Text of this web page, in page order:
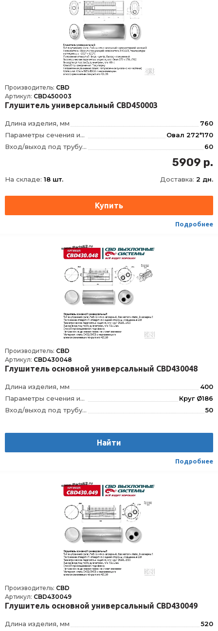
Производитель: CBD
Артикул: CBD450003
Глушитель универсальный CBD450003
Длина изделия, мм
760
Параметры сечения изделия, мм
Овал 272*170
Вход/выход под трубу диаметром, мм
60
вход по центру/выход смещенный
Движение газов
Направленное
5909 р.
На складе: 18 шт. Доставка: 2 дн.
Подробнее
Производитель: CBD
Артикул: CBD430048
Глушитель основной универсальный CBD430048
Длина изделия, мм
400
Параметры сечения изделия, мм
Круг Ø186
Вход/выход под трубу диаметром, мм
50
Положение отверстий
односторонние, смещенные
Сварка
Найти
Подробнее
Производитель: CBD
Артикул: CBD430049
Глушитель основной универсальный CBD430049
Длина изделия, мм 520